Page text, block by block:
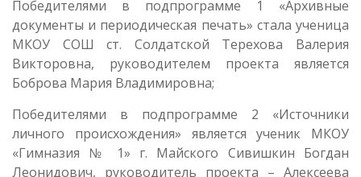
Победителями в подпрограмме 1 «Архивные
документы и периодическая печать» стала ученица
МКОУ СОШ ст. Солдатской Терехова Валерия
Викторовна, руководителем проекта является
Боброва Мария Владимировна;
Победителями в подпрограмме 2 «Источники
личного происхождения» является ученик МКОУ
«Гимназия № 1» г. Майского Сивишкин Богдан
Леонидович, руководитель проекта – Алексеева